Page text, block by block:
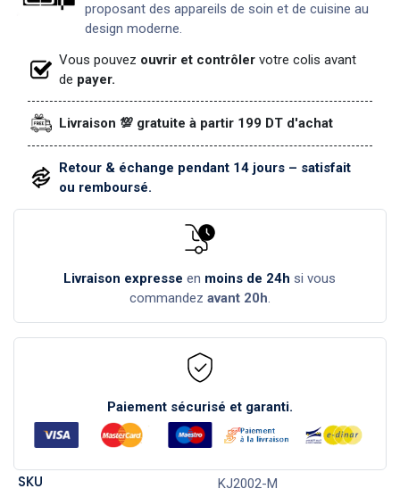
proposant des appareils de soin et de cuisine au
design moderne.
Vous pouvez ouvrir et contrôler votre colis avant
de payer.
Livraison 💯 gratuite à partir 199 DT d'achat
Retour & échange pendant 14 jours – satisfait
ou remboursé.
Livraison expresse en moins de 24h si vous
commandez avant 20h.
Paiement sécurisé et garanti.
SKU KJ2002-M